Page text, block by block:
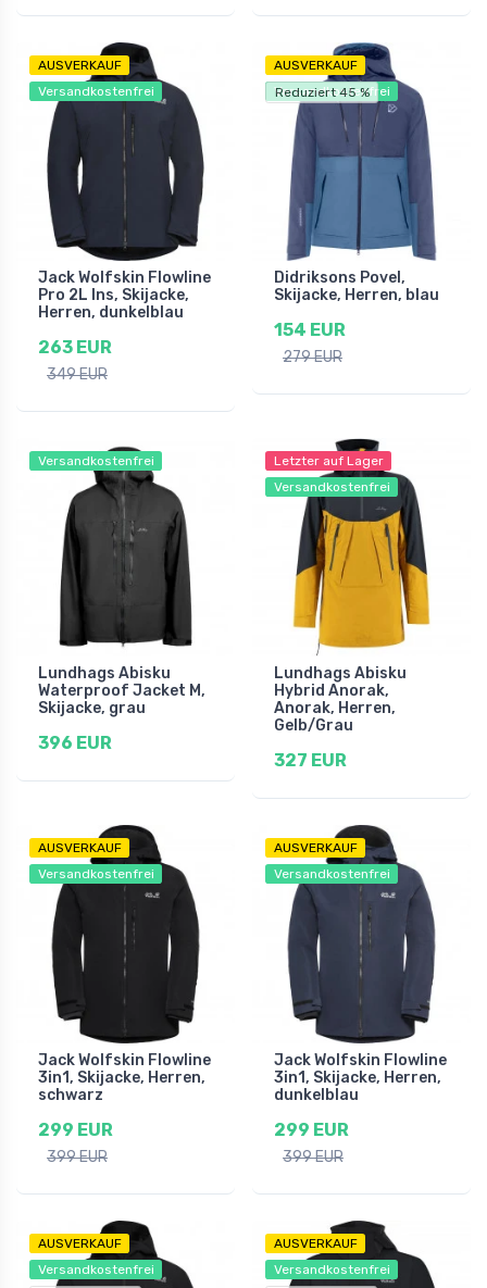
AUSVERKAUF
Versandkostenfrei
Jack Wolfskin Flowline
Pro 2L Ins, Skijacke,
Herren, dunkelblau
263 EUR
349 EUR
AUSVERKAUF
Versandkostenfrei
Reduziert 45 %
Didriksons Povel,
Skijacke, Herren, blau
154 EUR
279 EUR
Versandkostenfrei
Lundhags Abisku
Waterproof Jacket M,
Skijacke, grau
396 EUR
Letzter auf Lager
Versandkostenfrei
Lundhags Abisku
Hybrid Anorak,
Anorak, Herren,
Gelb/Grau
327 EUR
AUSVERKAUF
Versandkostenfrei
Jack Wolfskin Flowline
3in1, Skijacke, Herren,
schwarz
299 EUR
399 EUR
AUSVERKAUF
Versandkostenfrei
Jack Wolfskin Flowline
3in1, Skijacke, Herren,
dunkelblau
299 EUR
399 EUR
AUSVERKAUF
Versandkostenfrei
AUSVERKAUF
Versandkostenfrei